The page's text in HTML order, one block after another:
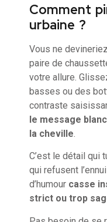
Comment
urbaine ?
Vous ne
paire de
votre allure.
basses ou des
contraste
le message
la cheville.
C’est le détail qui
qui refusent
d’humour casse
strict ou trop